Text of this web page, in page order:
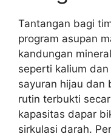
Tantangan bagi
program asupan
kandungan
seperti kalium
sayuran hijau dan
rutin terbukti
kapasitas dapar
sirkulasi darah.